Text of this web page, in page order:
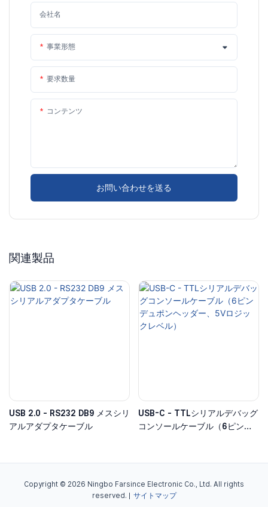
会社名
事業形態
要求数量
コンテンツ
お問い合わせを送る
関連製品
USB 2.0 - RS232 DB9 メスシリ
アルアダプタケーブル
USB-C - TTLシリアルデバッグ
コンソールケーブル（6ピンデ
Copyright © 2026 Ningbo Farsince Electronic Co., Ltd. All rights
reserved. |
サイトマップ